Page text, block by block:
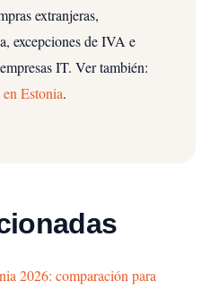
extranjeras,
excepciones de IVA e
IT. Ver también:
Estonia.
2026: comparación para